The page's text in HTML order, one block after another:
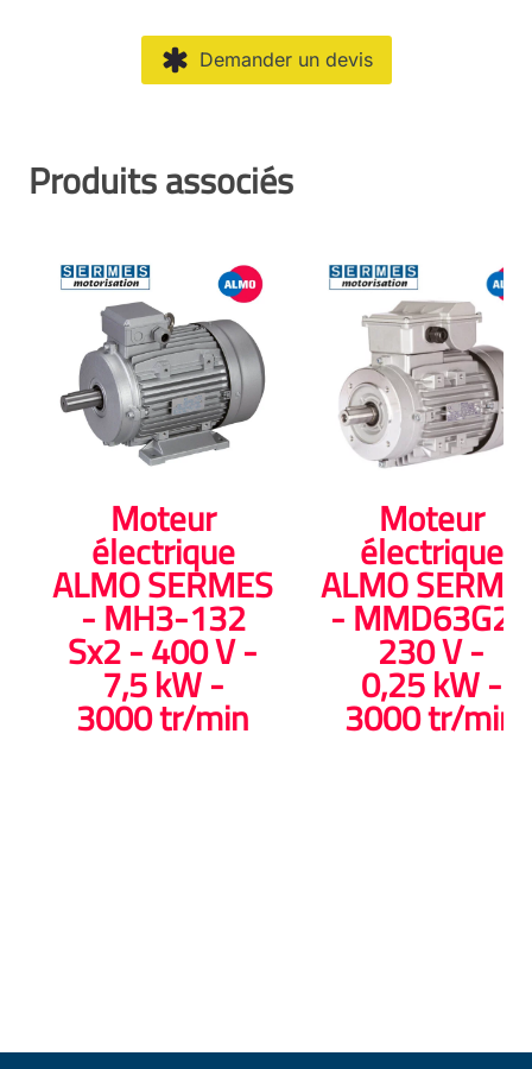
Demander un devis
Produits associés
Moteur
électrique
ALMO SERMES
- MH3-132
Sx2 - 400 V -
7,5 kW -
3000 tr/min
Moteur
électrique
ALMO
- MMD63G2 -
230 V -
0,25 kW -
3000 tr/min